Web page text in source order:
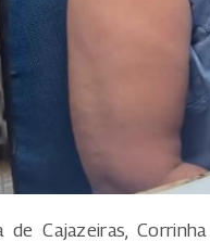
de Cajazeiras,